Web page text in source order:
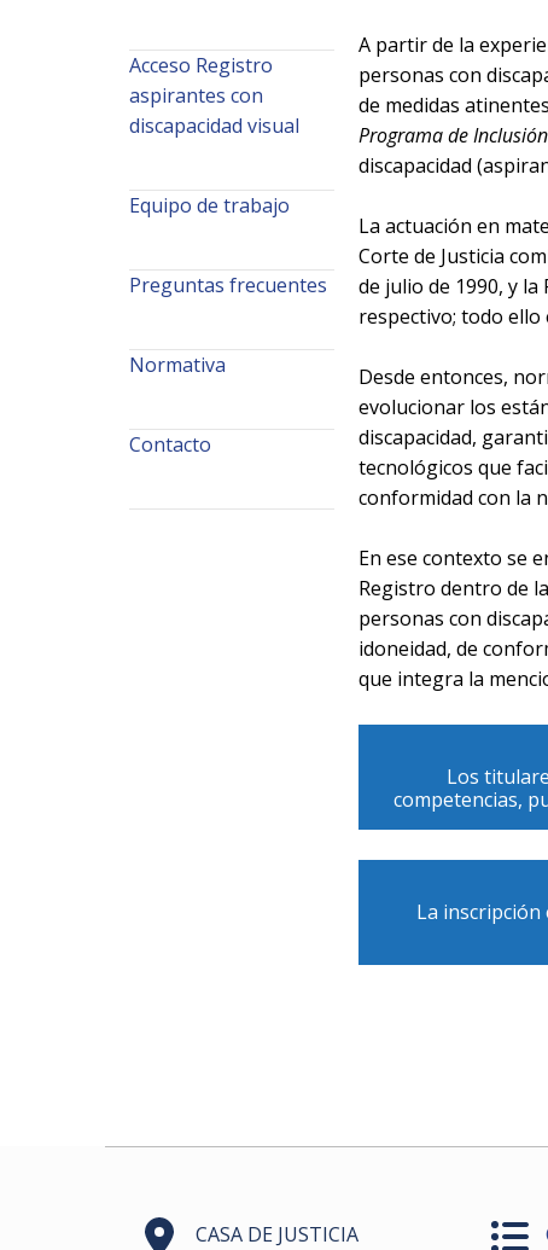
Acceso Registro
aspirantes con
discapacidad visual
Equipo de trabajo
Preguntas frecuentes
Normativa
Contacto
A partir de la
personas con
de medidas
Programa de
discapacidad
La actuación en
Corte de Justicia
de julio de 1990, y la
respectivo; todo ello
Desde entonces,
evolucionar los
discapacidad,
tecnológicos que
conformidad con la
En ese contexto se
Registro dentro de
personas con
idoneidad, de
que integra la
Los
competencias,
La
CASA DE JUSTICIA